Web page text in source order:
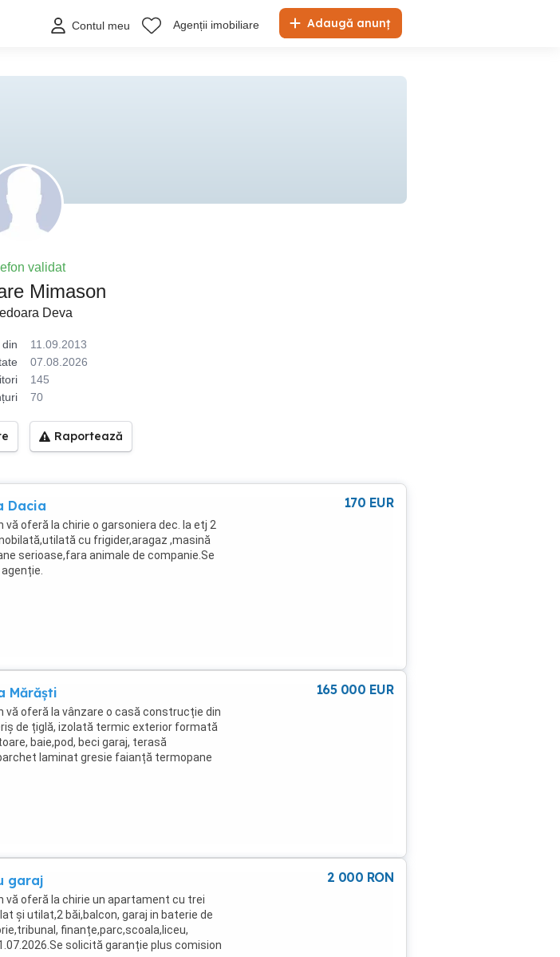
Adaugă anunț
Contul meu Agenții imobiliare
validat
Mimason
Deva
din
11.09.2013
07.08.2026
145
70
Raportează
Dacia
oferă la chirie o garsoniera dec. la etj 2
cu frigider,aragaz ,masină
serioase,fara animale de companie.Se
170 EUR
Mărăști
vă oferă la vânzare o casă construcție din
de țiglă, izolată termic exterior formată
baie,pod, beci garaj, terasă
laminat gresie faianță termopane
250 mp.Nu doresc schimb.
165 000 EUR
garaj
vă oferă la chirie un apartament cu trei
și utilat,2 băi,balcon, garaj in baterie de
finanțe,parc,scoala,liceu,
solicită garanție plus comision
2 000 RON